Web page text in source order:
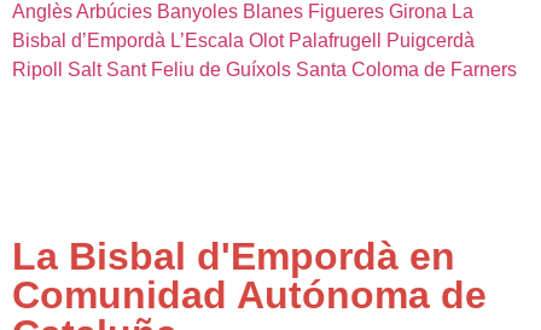
AnglèsArbúcies Banyoles Blanes Figueres Girona La
Bisbal d’Empordà L’Escala Olot Palafrugell
Puigcerdà
Ripoll
Salt Sant Feliu de Guíxols Santa Coloma de Farners
La Bisbal d'Empordà en
Comunidad Autónoma de